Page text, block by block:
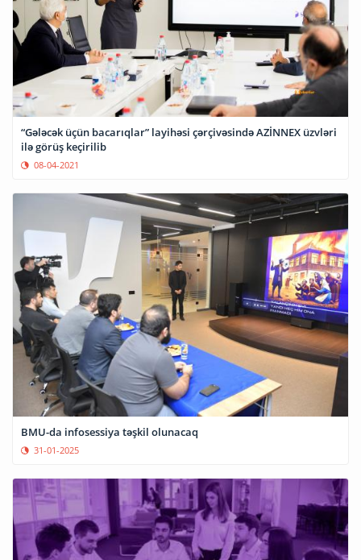
“Gələcək üçün bacarıqlar” layihəsi çərçivəsində AZİNNEX üzvləri
ilə görüş keçirilib
08-04-2021
BMU-da infosessiya təşkil olunacaq
31-01-2025